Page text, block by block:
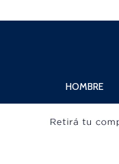
HOMBRE